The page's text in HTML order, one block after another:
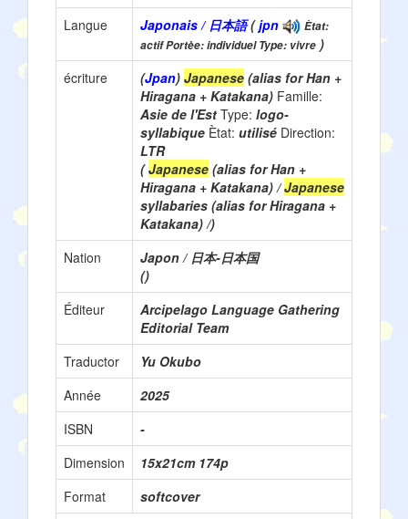
Langue
Japonais / 日本語(jpn
Ètat:
actif Portèe: individuel Type: vivre )
écriture
(Jpan) Japanese (alias for Han +
Hiragana + Katakana) Famille:
Asie de l'Est Type: logo-
syllabique Ètat: utilisé Direction:
LTR
(Japanese (alias for Han +
Hiragana + Katakana) /Japanese
syllabaries (alias for Hiragana +
Katakana) /)
Nation
Japon / 日本-日本国
()
Éditeur
Arcipelago Language Gathering
Editorial Team
Traductor
Yu Okubo
Année
2025
ISBN
-
Dimension
15x21cm 174p
Format
softcover